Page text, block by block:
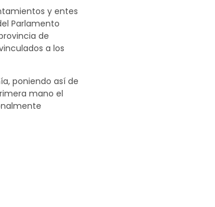
y entes
Parlamento
de
a los
poniendo así de
mano el